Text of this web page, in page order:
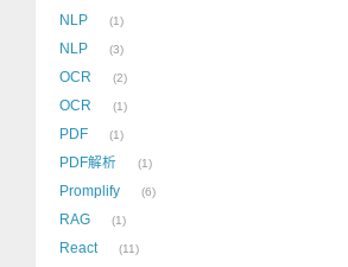
NLP 1
NLP 3
OCR 2
OCR 1
PDF 1
PDF解析 1
Promplify 6
RAG 1
React 11